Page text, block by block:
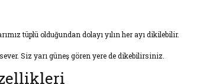
tüplü olduğundan dolayı yılın her ayı dikilebilir.
Siz yarı güneş gören yere de dikebilirsiniz.